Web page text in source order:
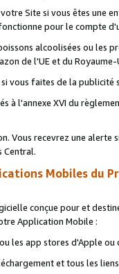
Site si vous êtes une
pour le compte
alcoolisées ou les
de l'UE et du Royaume-
vous faites de la publicité
à l'annexe XVI du
Vous recevrez une alerte
Central.
Mobiles du
conçue pour et
Application Mobile :
les app stores d'Apple ou
et tous les